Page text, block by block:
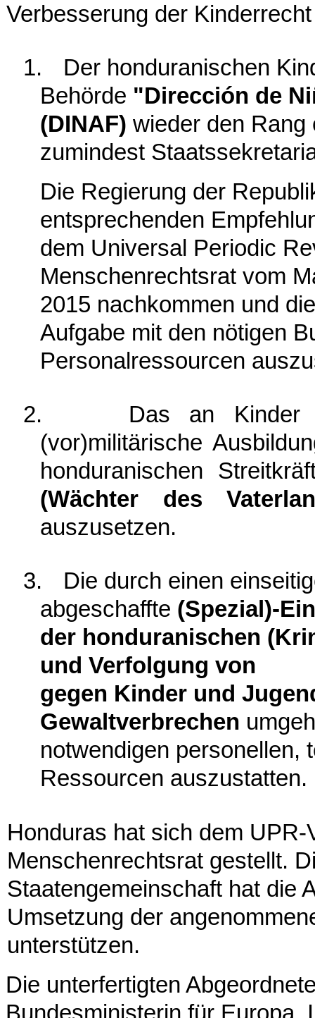
Verbesserung der
1.
Der honduranischen
Behörde "Dirección de
(DINAF)wieder den Rang
zumindest
Die Regierung der
entsprechenden
dem Universal Periodic
Menschenrechtsrat vom
2015 nachkommen und
Aufgabe mit den nötigen
Personalressourcen
2.
Das an Kinder
(vor)militärische
honduranischen
(Wächter des
auszusetzen.
3.
Die durch einen
abgeschaffte (Spezial)-
der honduranischen
und Verfolgung von
gegen Kinder und
Gewaltverbrechen
notwendigen personellen,
Ressourcen auszustatten.
Honduras hat sich dem
Menschenrechtsrat gestellt.
Staatengemeinschaft hat die
Umsetzung der
unterstützen.
Die unterfertigten
Bundesministerin für Europa,